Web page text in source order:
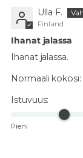
Ulla F.
Finland
Ihanat jalassa
Ihanat jalassa.
Normaali kokosi:
Istuvuus:
Pieni